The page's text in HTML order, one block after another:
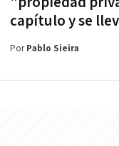
capítulo y se
PorPablo Sieira